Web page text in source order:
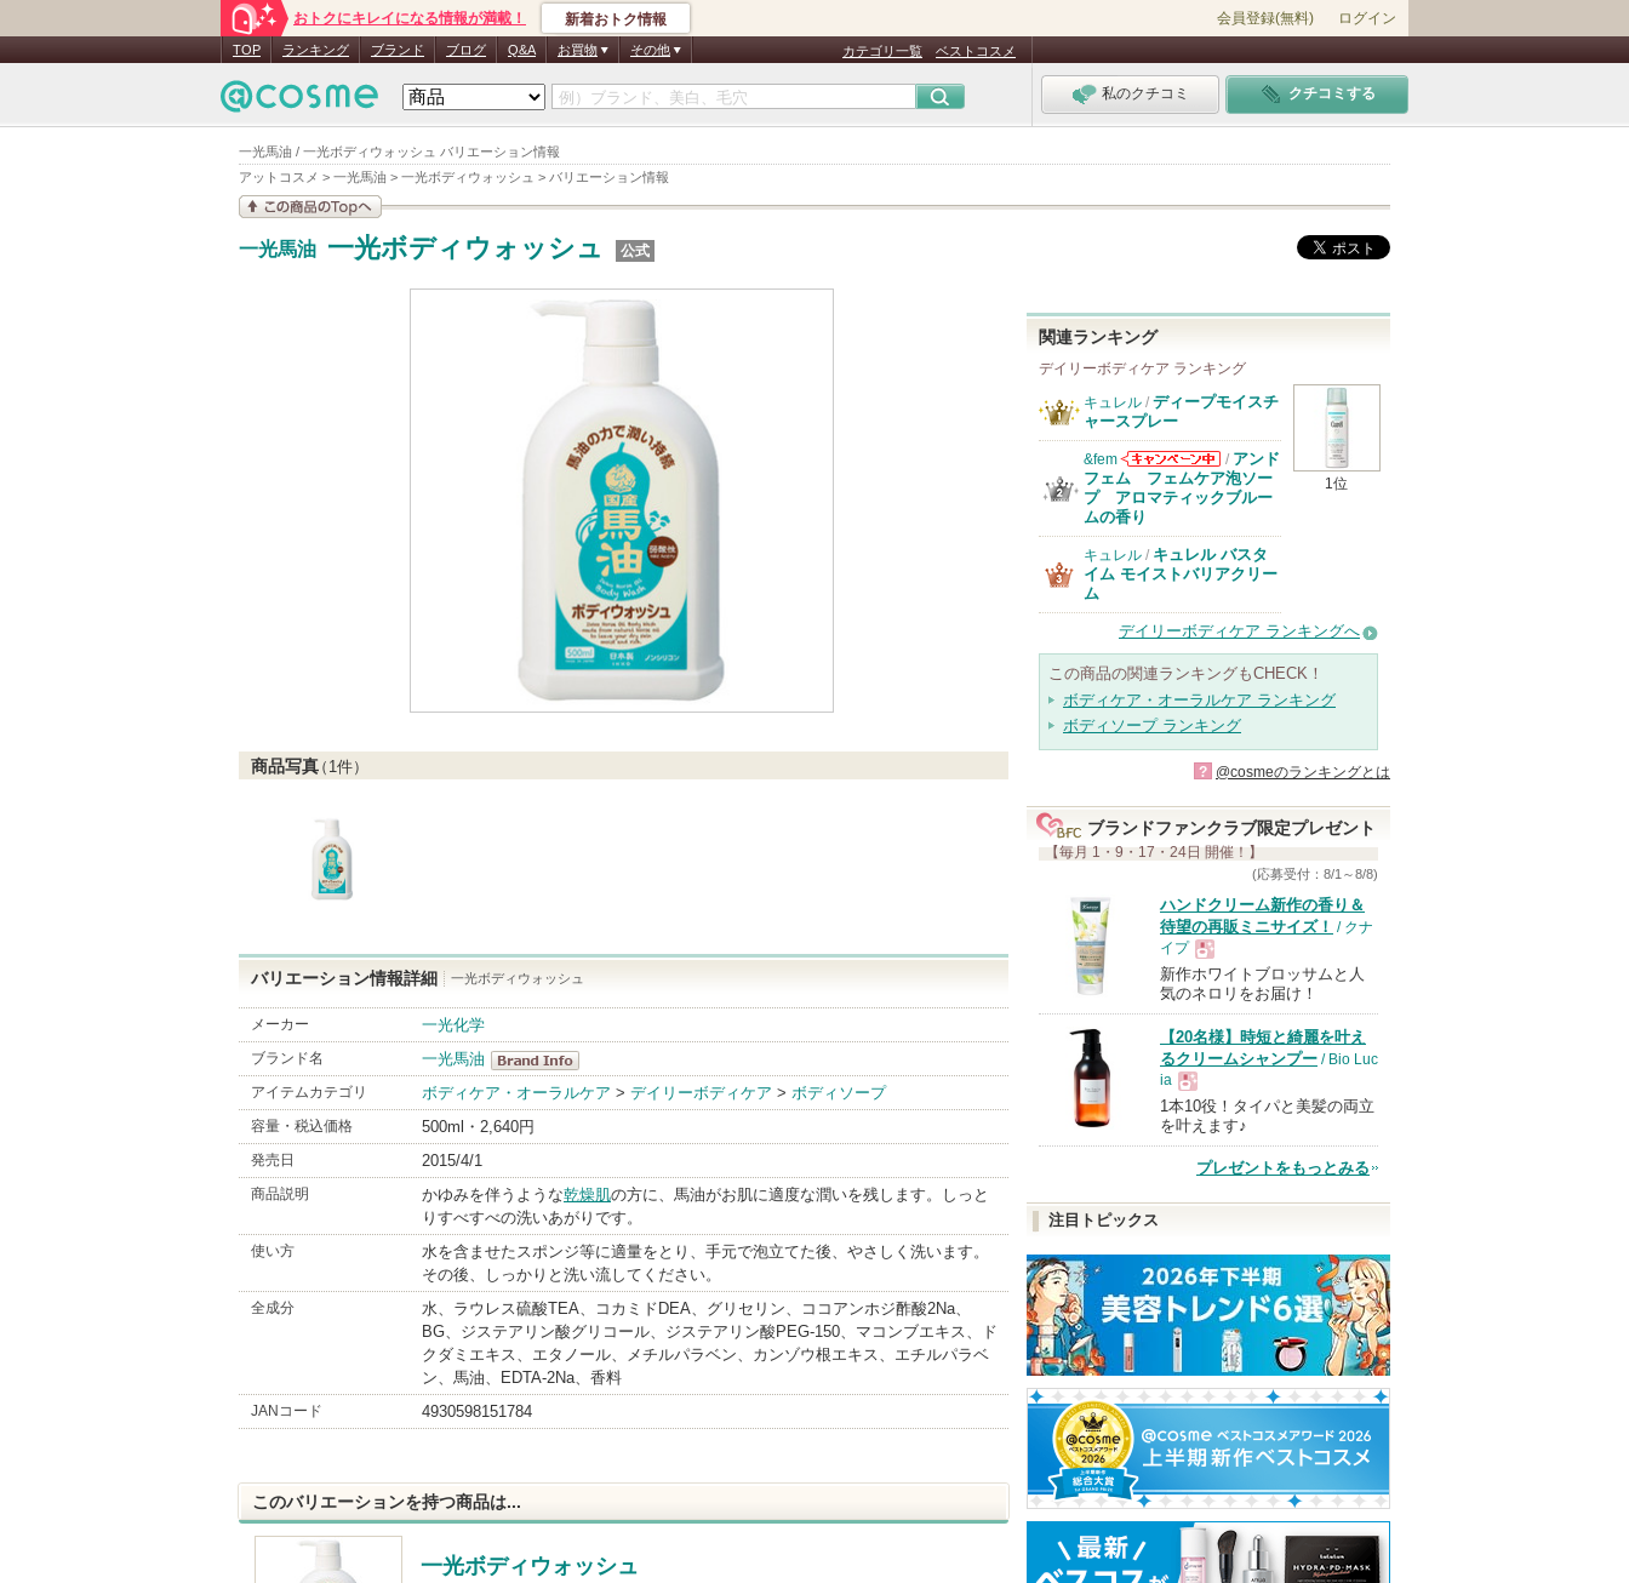
一光馬油 / 一光ボディウォッシュ バリエーション情報
アットコスメ > 一光馬油 > 一光ボディウォッシュ > バリエーション情報
おトクにキレイになる情報が満載！ 新着おトク情報 会員登録(無料) ログイン
TOP ランキング ブランド ブログ Q&A お買物 その他 カテゴリ一覧 ベストコスメ
私のクチコミ クチコミする
この商品の情報を見
一光馬油 一光ボディウォッシュ 公式
商品写真（ 1件）
バリエーション情報詳細 一光ボディウォッシュ
メーカー 一光化学
ブランド名
一光馬油
一光馬油
BrandInfo
アイテムカテゴリ ボディケア・オーラルケア > デイリーボディケア > ボディソープ
容量・税込価格 500ml・2,640円
発売日 2015/4/1
商品説明 かゆみを伴うような乾燥肌の方に、馬油がお肌に適度な潤いを残します。しっと
りすべすべの洗いあがりです。
使い方
水を含ませたスポンジ等に適量をとり、手元で泡立てた後、やさしく洗います。
その後、しっかりと洗い流してください。
全成分
水、ラウレス硫酸TEA、コカミドDEA、グリセリン、ココアンホジ酢酸2Na、
BG、ジステアリン酸グリコール、ジステアリン酸PEG-150、マコンブエキス、ド
クダミエキス、エタノール、メチルパラベン、カンゾウ根エキス、エチルパラベ
ン、馬油、EDTA-2Na、香料
JANコード 4930598151784
このバリエーションを持つ商品は...
一光ボディウォッシュ
関連ランキング
デイリーボディケア ランキング
1位
キュレル / ディープモイスチ
ャースプレー
&fem
&femからのお
知らせがありま
す
/ アンド
フェム フェムケア泡ソー
プ アロマティックブルー
ムの香り
キュレル / キュレル バスタ
イム モイストバリアクリー
ム
デイリーボディケア ランキングへ
この商品の関連ランキングもCHECK！
ボディケア・オーラルケア ランキング
ボディソープ ランキング
? @cosmeのランキングとは
ブランドファンクラブ限定プレゼント
【毎月 1・9・17・24日 開催！】
(応募受付：8/1～8/8)
ハンドクリーム新作の香り＆
待望の再販ミニサイズ！ / クナ
イプ
現
品
新作ホワイトブロッサムと人
気のネロリをお届け！
【20名様】時短と綺麗を叶え
るクリームシャンプー / Bio Luc
ia
現
1本10役！タイパと美髪の両立
を叶えます♪
プレゼントをもっとみる
注目トピックス